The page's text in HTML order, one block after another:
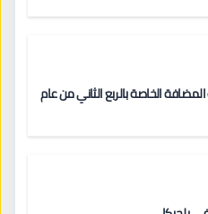
الخاصة بالربع الثاني من عام